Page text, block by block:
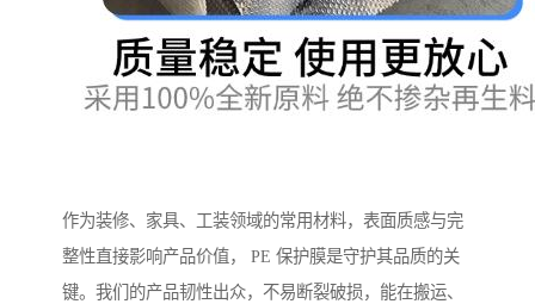
作为装修、家具、工装领域的常用材料，表面质感与完
整性直接影响产品价值， PE 保护膜是守护其品质的关
键。我们的产品韧性出众，不易断裂破损，能在搬运、